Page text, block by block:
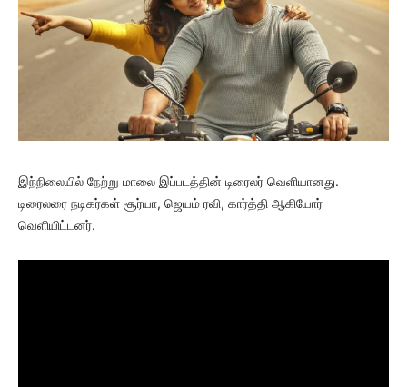
இந்நிலையில் நேற்று மாலை இப்படத்தின் டிரைலர் வெளியானது.
டிரைலரை நடிகர்கள் சூர்யா, ஜெயம் ரவி, கார்த்தி ஆகியோர்
வெளியிட்டனர்.